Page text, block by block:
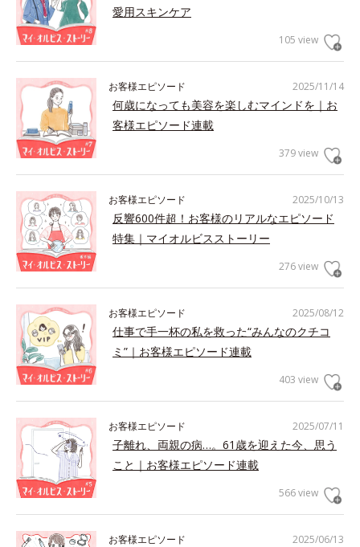
愛用スキンケア
105 view
2025/11/14
お客様エピソード
何歳になっても美容を楽しむマインドを｜お
客様エピソード連載
379 view
2025/10/13
お客様エピソード
反響600件超！お客様のリアルなエピソード
特集｜マイオルビスストーリー
276 view
2025/08/12
お客様エピソード
仕事で手一杯の私を救った“みんなのクチコ
ミ”｜お客様エピソード連載
403 view
2025/07/11
お客様エピソード
子離れ、両親の病…。61歳を迎えた今、思う
こと｜お客様エピソード連載
566 view
2025/06/13
お客様エピソード